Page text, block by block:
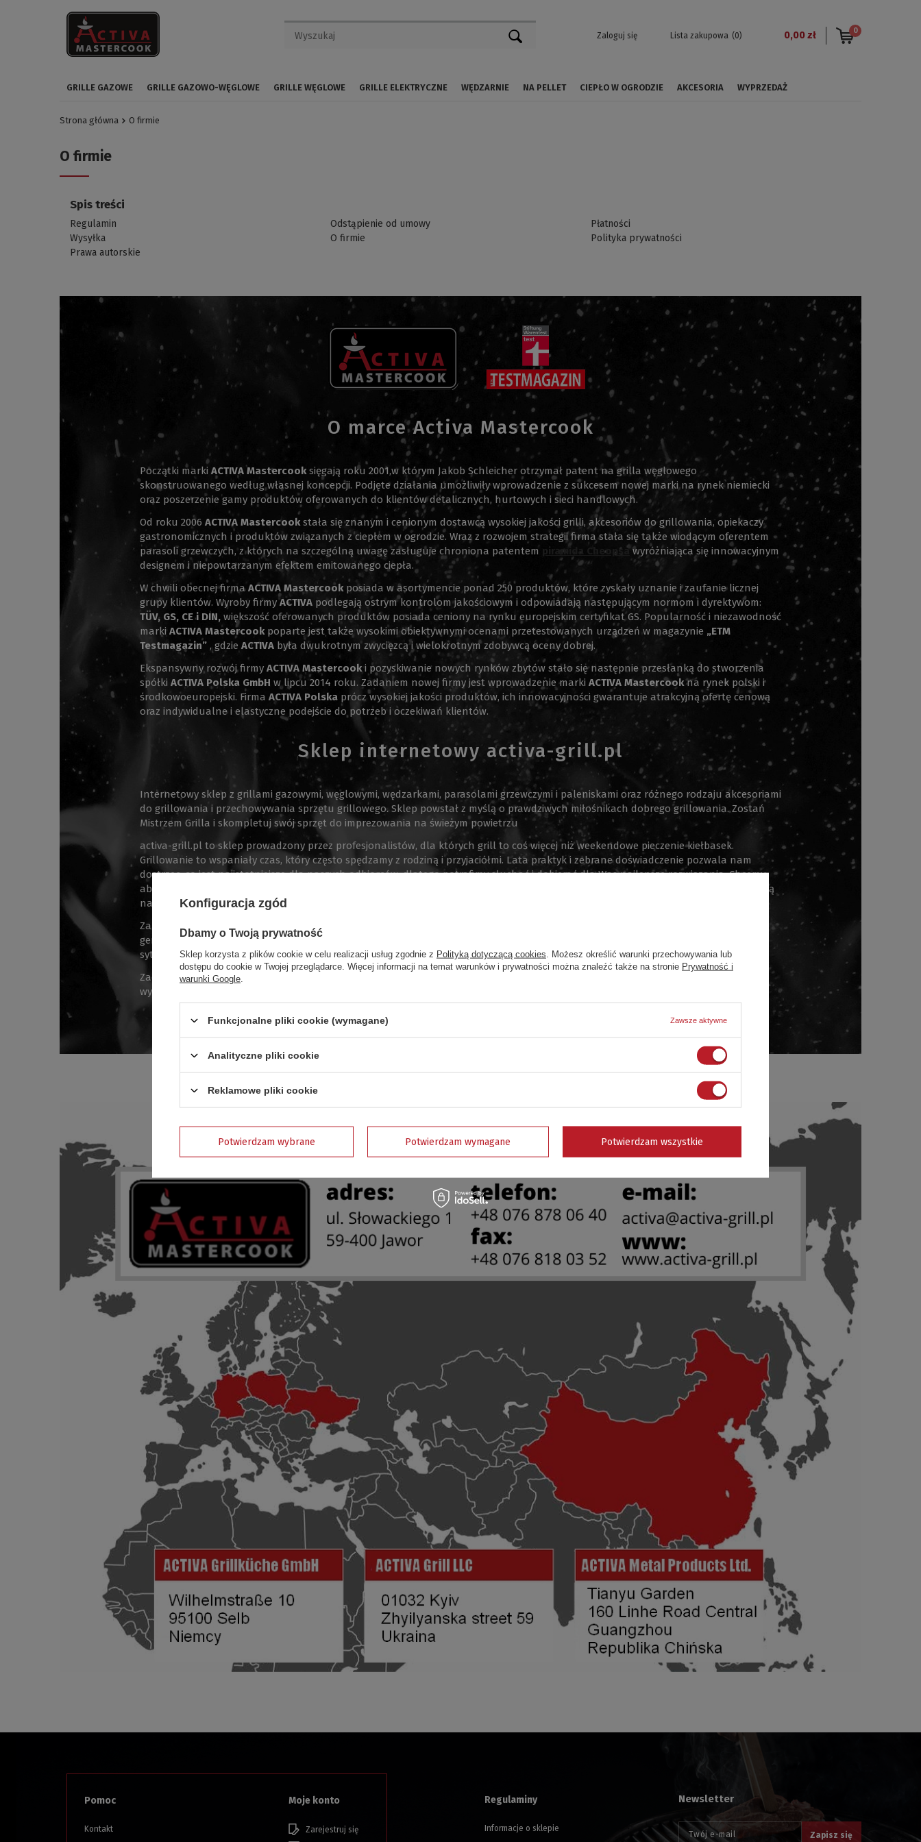
Zaloguj się Lista zakupowa (0) 0,00 zł 0
GRILLE GAZOWE GRILLE GAZOWO-WĘGLOWE GRILLE WĘGLOWE GRILLE ELEKTRYCZNE WĘDZARNIE NA PELLET CIEPŁO W OGRODZIE AKCESORIA WYPRZEDAŻ
Strona główna O firmie
O firmie
Spis treści
Regulamin Odstąpienie od umowy
Płatności
Wysyłka
O firmie
Polityka prywatności
Prawa autorskie
O marce Activa Mastercook
Początki marki ACTIVA Mastercooksięgają roku 2001,w którym Jakob Schleicher otrzymał patent na grilla węglowego
skonstruowanego według własnej koncepcji. Podjęte działania umożliwiły wprowadzenie z sukcesem nowej marki na rynek niemiecki
oraz poszerzenie gamy produktów oferowanych do klientów detalicznych, hurtowych i sieci handlowych.
Od roku 2006 ACTIVA Mastercookstała się znanym i cenionym dostawcą wysokiej jakości grilli, akcesoriów do grillowania, opiekaczy
gastronomicznych i produktów związanych z ciepłem w ogrodzie. Wraz z rozwojem strategii firma stała się także wiodącym oferentem
parasoli grzewczych, z których na szczególną uwagę zasługuje chroniona patentem
piramida Cheopsawyróżniająca się innowacyjnym
designem i niepowtarzanym efektem emitowanego ciepła.
W chwili obecnej firma ACTIVA Mastercookposiada w asortymencie ponad 250 produktów, które zyskały uznanie i zaufanie licznej
grupy klientów. Wyroby firmyACTIVA podlegają ostrym kontrolom jakościowym i odpowiadają następującym normom i dyrektywom:
TÜV, GS, CE i DIN, większość oferowanych produktów posiada ceniony na rynku europejskim certyfikat GS. Popularność i niezawodność
marki ACTIVA Mastercookpoparte jest także wysokimi obiektywnymi ocenami przetestowanych urządzeń w magazynie „ETM
Testmagazin” , gdzie ACTIVA była dwukrotnym zwycięzcą i wielokrotnym zdobywcą oceny dobrej.
Ekspansywny rozwój firmy ACTIVA Mastercooki pozyskiwanie nowych rynków zbytów stało się następnie przesłanką do stworzenia
spółki ACTIVA Polska GmbH w lipcu 2014 roku. Zadaniem nowej firmy jest wprowadzenie marki ACTIVA Mastercookna rynek polski i
środkowoeuropejski. Firma ACTIVA Polska prócz wysokiej jakości produktów, ich innowacyjności gwarantuje atrakcyjną ofertę cenową
oraz indywidualne i elastyczne podejście do potrzeb i oczekiwań klientów.
Sklep internetowy activa-grill.pl
Internetowy sklep z grillami gazowymi, węglowymi, wędzarkami, parasolami grzewczymi i paleniskami oraz różnego rodzaju akcesoriami
do grillowania i przechowywania sprzętu grillowego. Sklep powstał z myślą o prawdziwych miłośnikach dobrego grillowania. Zostań
Mistrzem Grilla i skompletuj swój sprzęt do imprezowania na świeżym powietrzu
activa-grill.pl to sklep prowadzony przez profesjonalistów, dla których grill to coś więcej niż weekendowe pieczenie kiełbasek.
Grillowanie to wspaniały czas, który często spędzamy z rodziną i przyjaciółmi. Lata praktyk i zebrane doświadczenie pozwala nam
dostrzec, co jest najistotniejsze dla naszych odbiorców, dlatego potrafimy słuchać i dobierać dla Was najlepsze rozwiązania. Chcemy,
aby każda osoba odwiedzająca nasz sklep znalazła coś dla siebie, baza wiedzy na temat grillowania, przepisy i wyjątkowe produkty są
na wyciągniecie ręki.
Zamawiając towar w sklepie activa-grill.pl, masz pełną gwarancję najwyższej jakości. Dodatkowo zamawiasz towar z pierwszej ręki, od
generalnego dystrybutora. Codziennie nasi eksperci sumiennie pracują w pocie czoła, aby pomóc Wam w najbardziej kryzysowych
sytuacjach.
Zadowolenie naszych klientów odzwierciedlają statystyki. Wyniki oceny sprzedaży serwisów internetowych z roku na rok notują
wysokie wartości.
Pomoc
Kontakt
Moje konto
Zarejestruj się
Regulaminy
Informacje o sklepie
Newsletter
Twój e-mail Zapisz się
Konfiguracja zgód
Dbamy o Twoją prywatność
Sklep korzysta z plików cookie w celu realizacji usług zgodnie z Polityką dotyczącą cookies . Możesz określić warunki przechowywania lub
dostępu do cookie w Twojej przeglądarce. Więcej informacji na temat warunków i prywatności można znaleźć także na stronie Prywatność i
warunki Google
Funkcjonalne pliki cookie (wymagane) Zawsze aktywne
Analityczne pliki cookie
Reklamowe pliki cookie
Potwierdzam wybrane Potwierdzam wymagane Potwierdzam wszystkie